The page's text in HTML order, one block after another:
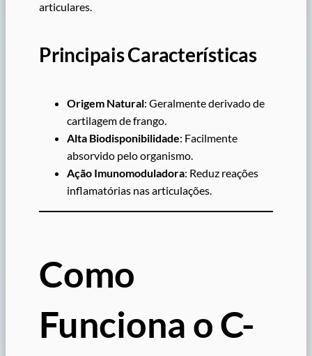
articulares.
Principais Características
Origem Natural: Geralmente derivado de
cartilagem de frango.
Alta Biodisponibilidade: Facilmente
absorvido pelo organismo.
Ação Imunomoduladora: Reduz reações
inflamatórias nas articulações.
Como
Funciona o C-